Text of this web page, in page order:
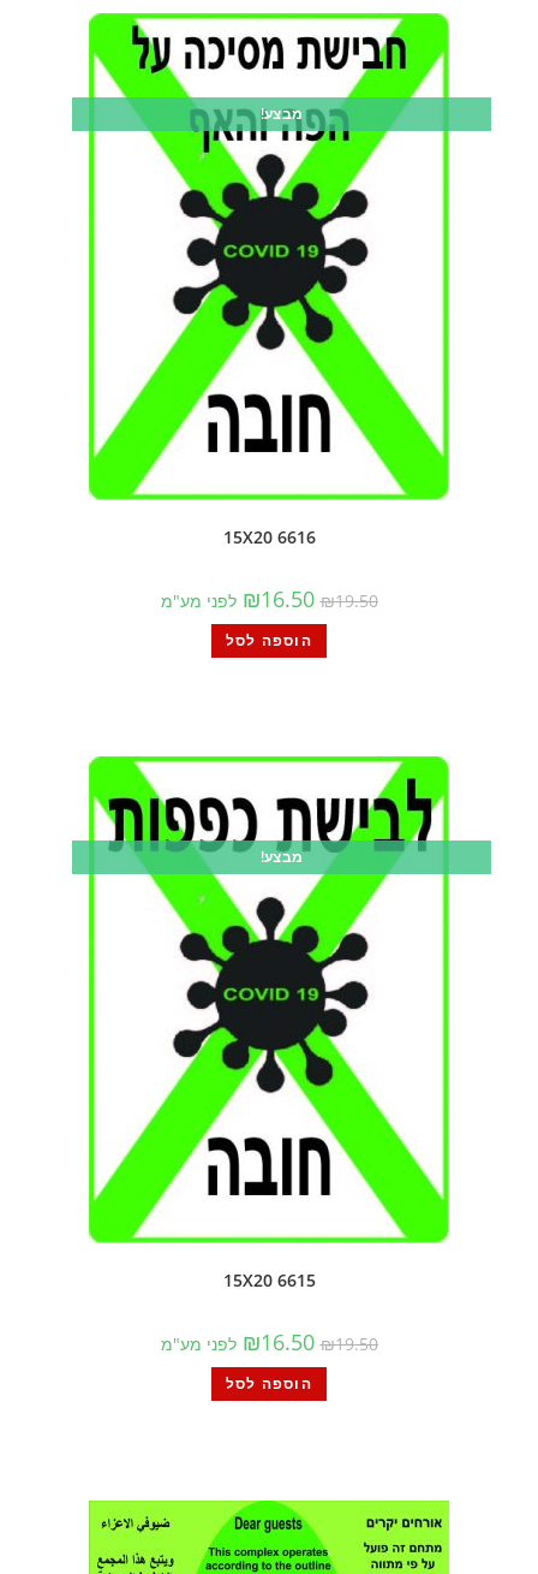
מבצע!
6616 15X20
₪19.50
₪16.50 לפני מע"מ
הוספה לסל
מבצע!
6615 15X20
₪19.50
₪16.50 לפני מע"מ
הוספה לסל